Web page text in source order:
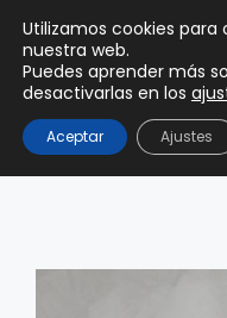
0,00€
Utilizamos cookies
nuestra web.
Puedes aprender más
desactivarlas en los
Aceptar Ajustes